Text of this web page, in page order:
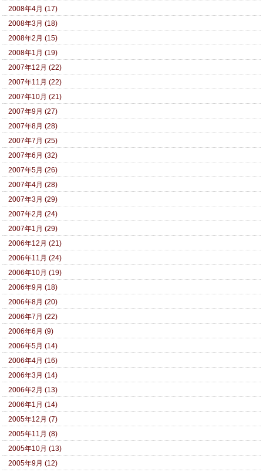
2008年4月 (17)
2008年3月 (18)
2008年2月 (15)
2008年1月 (19)
2007年12月 (22)
2007年11月 (22)
2007年10月 (21)
2007年9月 (27)
2007年8月 (28)
2007年7月 (25)
2007年6月 (32)
2007年5月 (26)
2007年4月 (28)
2007年3月 (29)
2007年2月 (24)
2007年1月 (29)
2006年12月 (21)
2006年11月 (24)
2006年10月 (19)
2006年9月 (18)
2006年8月 (20)
2006年7月 (22)
2006年6月 (9)
2006年5月 (14)
2006年4月 (16)
2006年3月 (14)
2006年2月 (13)
2006年1月 (14)
2005年12月 (7)
2005年11月 (8)
2005年10月 (13)
2005年9月 (12)